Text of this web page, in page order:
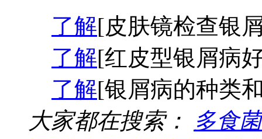
了解[皮肤镜检查银
了解[红皮型银屑病
了解[银屑病的种类
大家都在搜索：
多食